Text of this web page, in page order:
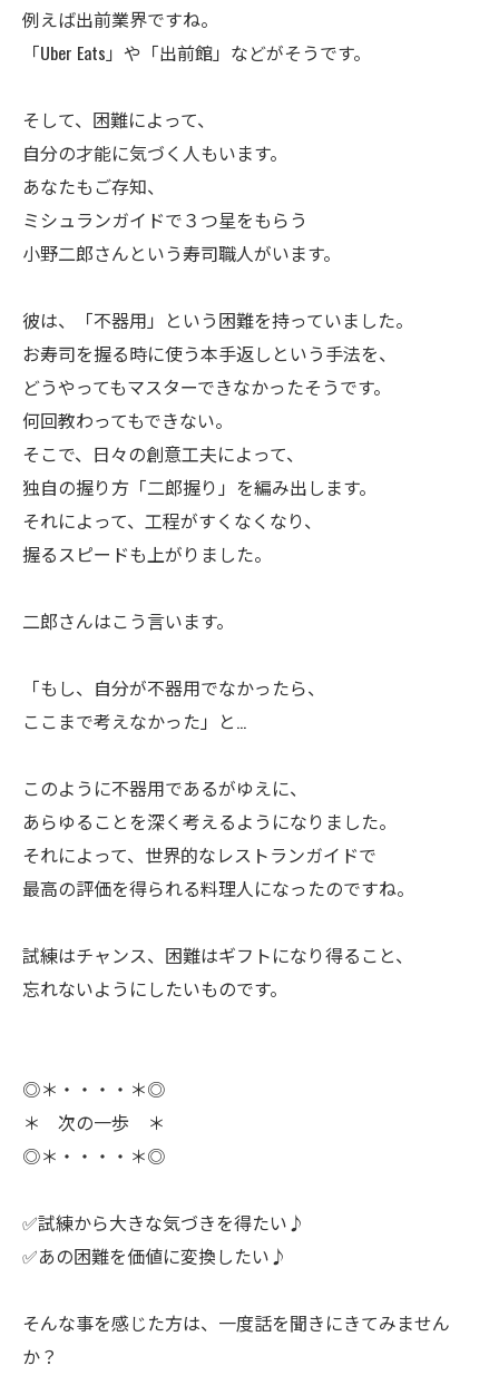
例えば出前業界ですね。
「Uber Eats」や「出前館」などがそうです。
ㅤそして、困難によって、
自分の才能に気づく人もいます。
あなたもご存知、
ミシュランガイドで３つ星をもらう
小野二郎さんという寿司職人がいます。
ㅤ彼は、「不器用」という困難を持っていました。
お寿司を握る時に使う本手返しという手法を、
どうやってもマスターできなかったそうです。
何回教わってもできない。
そこで、日々の創意工夫によって、
独自の握り方「二郎握り」を編み出します。
それによって、工程がすくなくなり、
握るスピードも上がりました。
ㅤ二郎さんはこう言います。
「もし、自分が不器用でなかったら、
ㅤここまで考えなかった」と…
ㅤこのように不器用であるがゆえに、
あらゆることを深く考えるようになりました。
それによって、世界的なレストランガイドで
最高の評価を得られる料理人になったのですね。
ㅤ試練はチャンス、困難はギフトになり得ること、
忘れないようにしたいものです。
◎＊・・・・＊◎
＊ 次の一歩 ＊
◎＊・・・・＊◎
✅試練から大きな気づきを得たい♪
✅あの困難を価値に変換したい♪
ㅤそんな事を感じた方は、一度話を聞きにきてみません
か？